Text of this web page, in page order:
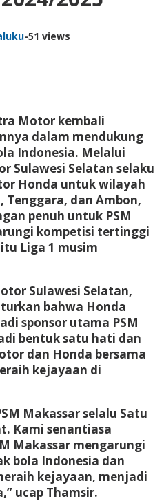
-51 views
Motor kembali
dalam mendukung
Indonesia. Melalui
Sulawesi Selatan selaku
Honda untuk wilayah
Tenggara, dan Ambon,
penuh untuk PSM
kompetisi tertinggi
Liga 1 musim
Sulawesi Selatan,
bahwa Honda
sponsor utama PSM
bentuk satu hati dan
dan Honda bersama
kejayaan di
Makassar selalu Satu
Kami senantiasa
Makassar mengarungi
bola Indonesia dan
kejayaan, menjadi
ucap Thamsir.